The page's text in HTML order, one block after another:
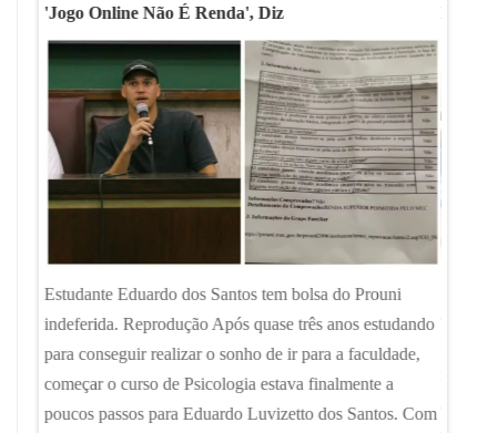
'Jogo Online Não É Renda', Diz
Estudante Eduardo dos Santos tem bolsa do Prouni
indeferida. Reprodução Após quase três anos estudando
para conseguir realizar o sonho de ir para a faculdade,
começar o curso de Psicologia estava finalmente a
poucos passos para Eduardo Luvizetto dos Santos. Com